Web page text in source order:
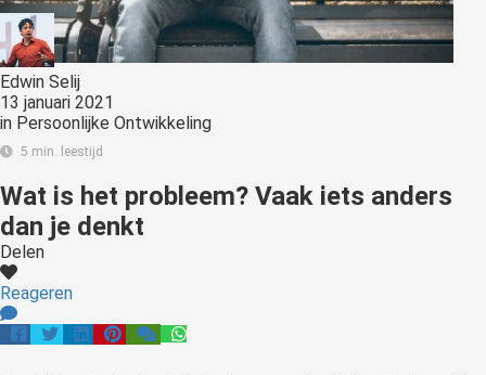
Edwin Selij
13 januari 2021
in Persoonlijke Ontwikkeling
5 min. leestijd
Wat is het probleem? Vaak iets anders
dan je denkt
Delen
Reageren